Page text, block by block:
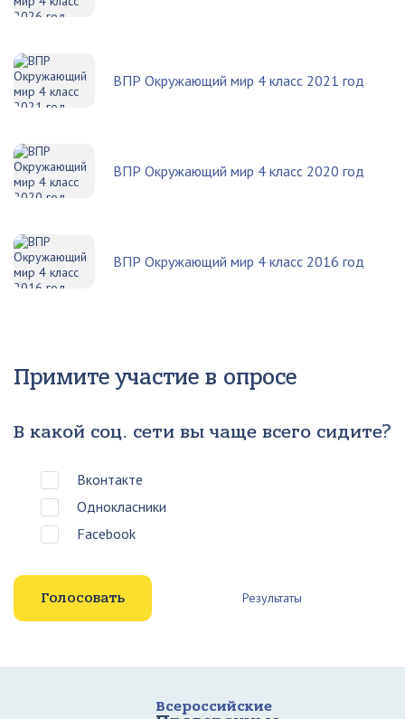
ВПР Окружающий мир 4 класс 2021 год
ВПР Окружающий мир 4 класс 2020 год
ВПР Окружающий мир 4 класс 2016 год
Примите участие в опросе
В какой соц. сети вы чаще всего сидите?
Вконтакте
Однокласники
Facebook
Результаты
Всероссийские